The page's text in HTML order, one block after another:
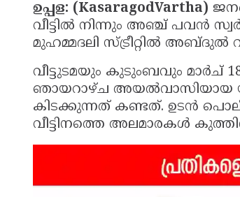
ഉപ്പള: (KasaragodVartha)
വീട്ടിൽ നിന്നും അഞ്ച് പവൻ
മുഹമ്മദലി സ്ട്രീറ്റിൽ അബ്ദുൽ
വീട്ടുടമയും കുടുംബവും മാർച്
ഞായറാഴ്ച അയൽവാസിയായ
കിടക്കുന്നത് കണ്ടത്. ഉടൻ
വീട്ടിനത്തെ അലമാരകൾ